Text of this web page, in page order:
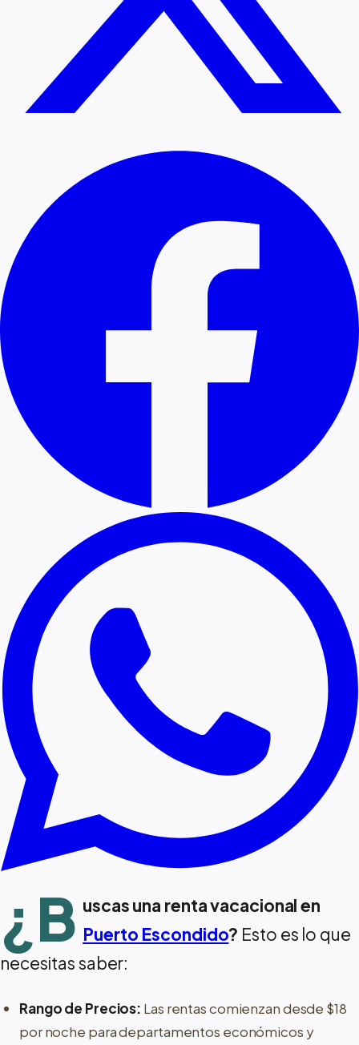
¿B uscas una renta vacacional en
Puerto Escondido? Esto es lo que
necesitas saber:
Rango de Precios: Las rentas comienzan desde $18
por noche para departamentos económicos y